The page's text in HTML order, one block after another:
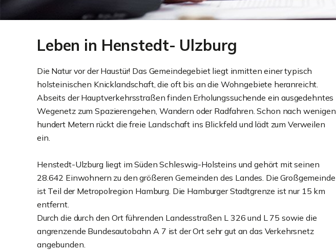
Leben in Henstedt- Ulzburg
Die Natur vor der Haustür! Das Gemeindegebiet liegt inmitten einer typisch
holsteinischen Knicklandschaft, die oft bis an die Wohngebiete heranreicht.
Abseits der Hauptverkehrsstraßen finden Erholungssuchende ein ausgedehntes
Wegenetz zum Spazierengehen, Wandern oder Radfahren. Schon nach wenigen
hundert Metern rückt die freie Landschaft ins Blickfeld und lädt zum Verweilen
ein.
Henstedt-Ulzburg liegt im Süden Schleswig-Holsteins und gehört mit seinen
28.642 Einwohnern zu den größeren Gemeinden des Landes. Die Großgemeinde
ist Teil der Metropolregion Hamburg. Die Hamburger Stadtgrenze ist nur 15 km
entfernt.
Durch die durch den Ort führenden Landesstraßen L 326 und L 75 sowie die
angrenzende Bundesautobahn A 7 ist der Ort sehr gut an das Verkehrsnetz
angebunden.